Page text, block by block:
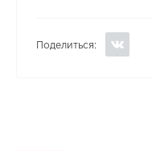
Поделиться: